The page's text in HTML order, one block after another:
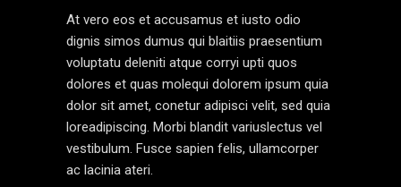
At vero eos et accusamus et iusto odio
dignis simos dumus qui blaitiis praesentium
voluptatu deleniti atque corryi upti quos
dolores et quas molequi dolorem ipsum quia
dolor sit amet, conetur adipisci velit, sed quia
loreadipiscing. Morbi blandit variuslectus vel
vestibulum. Fusce sapien felis, ullamcorper
ac lacinia ateri.